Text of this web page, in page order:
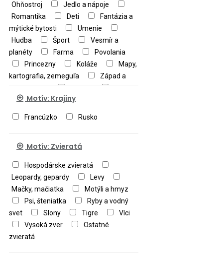
Ohňostroj
Jedlo a nápoje
Romantika
Deti
Fantázia a
mýtické bytosti
Umenie
Hudba
Šport
Vesmír a
planéty
Farma
Povolania
Princezny
Koláže
Mapy,
kartografia, zemeguľa
Západ a
východ slnka
Military
OstatnéMotív: Krajiny
Francúzko Rusko
Motív: Zvieratá
Hospodárske zvieratá
Leopardy, gepardy
Levy
Mačky, mačiatka
Motýli a hmyz
Psi, šteniatka
Ryby a vodný
svet
Slony Tigre
Vlci
Vysoká zver
Ostatné
zvieratá